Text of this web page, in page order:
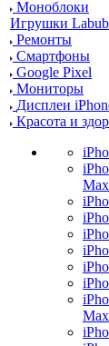
Моноблоки
Игрушки
Ремонты
Смартфоны
Google Pixel
Мониторы
Дисплеи
Красота и
Max
Max